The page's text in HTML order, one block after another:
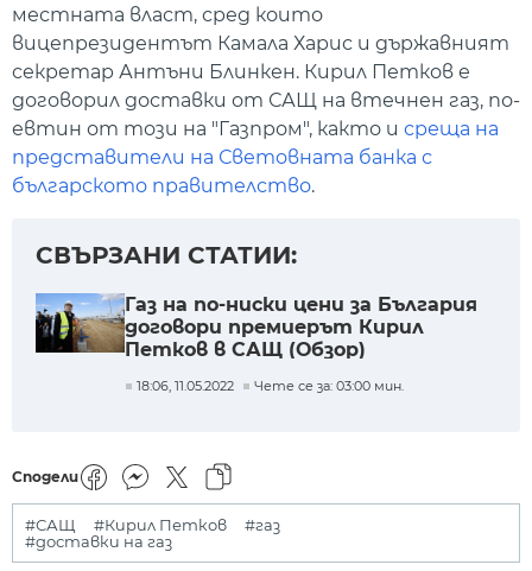
местната власт, сред които
вицепрезидентът Камала Харис и държавният
секретар Антъни Блинкен. Кирил Петков е
договорил доставки от САЩ на втечнен газ, по-
евтин от този на "Газпром", както и среща на
представители на Световната банка с
българското правителство.
СВЪРЗАНИ СТАТИИ:
Газ на по-ниски цени за България
договори премиерът Кирил
Петков в САЩ (Обзор)
18:06, 11.05.2022 Чете се за: 03:00 мин.
Сподели
#САЩ #Кирил Петков
#газ
#доставки на газ